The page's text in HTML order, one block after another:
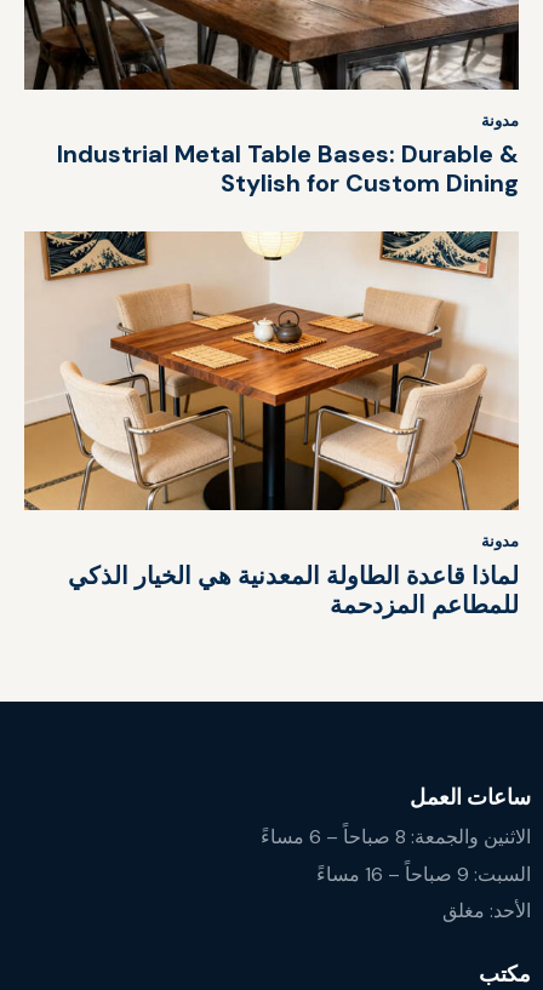
مدونة
Industrial Metal Table Bases: Durable &
Stylish for Custom Dining
مدونة
لماذا قاعدة الطاولة المعدنية هي الخيار الذكي
للمطاعم المزدحمة
ساعات العمل
الاثنين والجمعة: 8 صباحاً – 6 مساءً
السبت: 9 صباحاً – 16 مساءً
الأحد: مغلق
مكتب